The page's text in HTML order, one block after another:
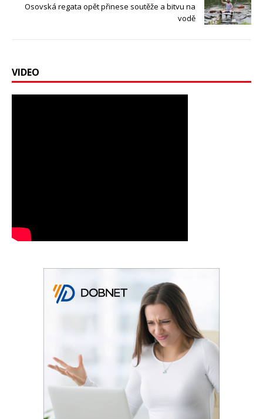
Osovská regata opět přinese soutěže a bitvu na
vodě
VIDEO